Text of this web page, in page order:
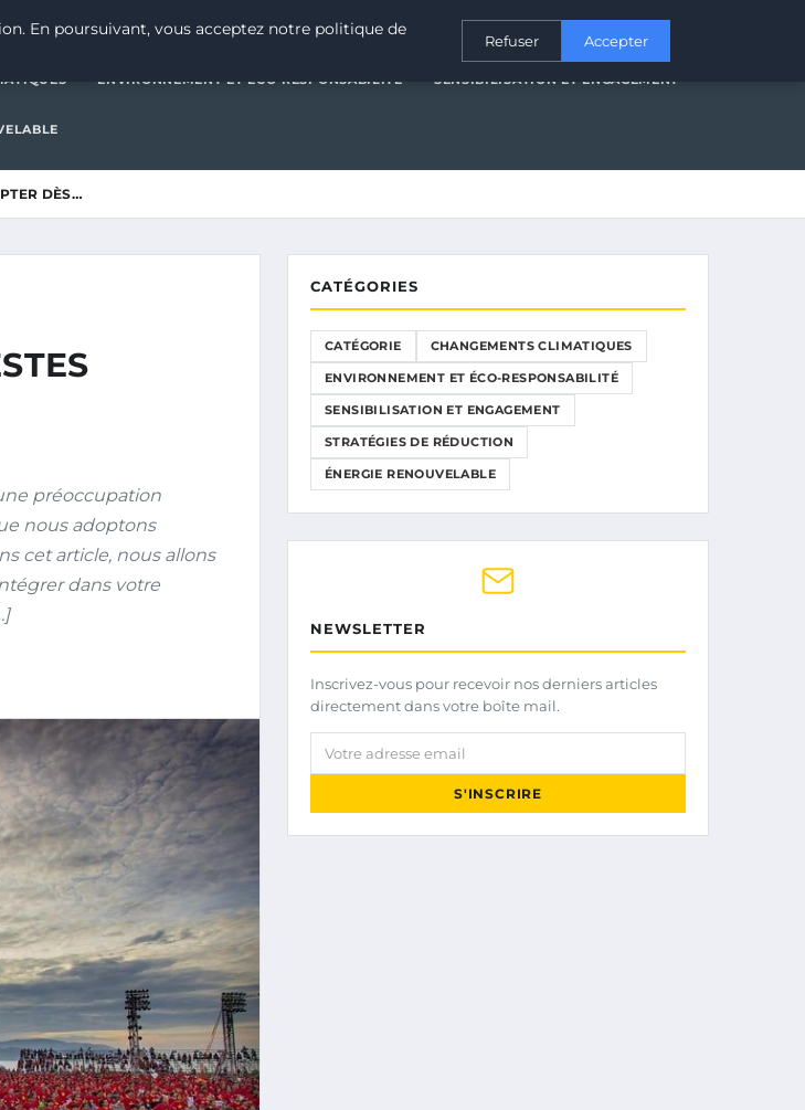
CLIMATIQUES ENVIRONNEMENT ET ÉCO-RESPONSABILITÉSENSIBILISATION ET ENGAGEMENT
ENVIRONNEMENT ET ÉCO-RESPONSABILITÉ SENSIBILISATION ET ENGAGEMENT
DÈS…
préoccupation
nous adoptons
cet article, nous allons
dans votre
CATÉGORIES
CATÉGORIE CHANGEMENTS CLIMATIQUES
ENVIRONNEMENT ET ÉCO-RESPONSABILITÉ
SENSIBILISATION ET ENGAGEMENT
STRATÉGIES DE RÉDUCTION
ÉNERGIE RENOUVELABLE
NEWSLETTER
Inscrivez-vous pour recevoir nos derniers articles
directement dans votre boîte mail.
Votre adresse email
S'INSCRIRE
En poursuivant, vous acceptez notre politique de
Refuser Accepter